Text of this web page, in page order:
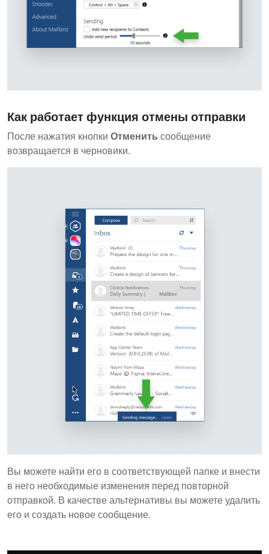
Как работает функция отмены отправки
После нажатия кнопки Отменить сообщение
возвращается в черновики.
Вы можете найти его в соответствующей папке и внести
в него необходимые изменения перед повторной
отправкой. В качестве альтернативы вы можете удалить
его и создать новое сообщение.